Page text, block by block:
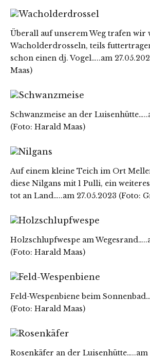
Überall auf unserem Weg trafen wir
Wacholderdrosseln, teils
schon einen dj. Vogel…..am
Maas)
Schwanzmeise an der
(Foto: Harald Maas)
Auf einem kleine Teich im Ort
diese Nilgans mit 1 Pulli, ein
tot an Land…..am 27.05.2023 (Foto:
Holzschlupfwespe am
(Foto: Harald Maas)
Feld-Wespenbiene beim
(Foto: Harald Maas)
Rosenkäfer an der Luisenhütte…..am